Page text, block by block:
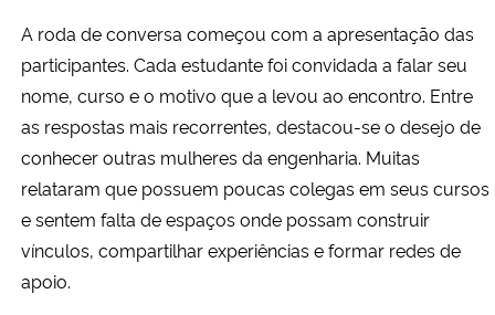
A roda de conversa começou com a apresentação das
participantes. Cada estudante foi convidada a falar seu
nome, curso e o motivo que a levou ao encontro. Entre
as respostas mais recorrentes, destacou-se o desejo de
conhecer outras mulheres da engenharia. Muitas
relataram que possuem poucas colegas em seus cursos
e sentem falta de espaços onde possam construir
vínculos, compartilhar experiências e formar redes de
apoio.